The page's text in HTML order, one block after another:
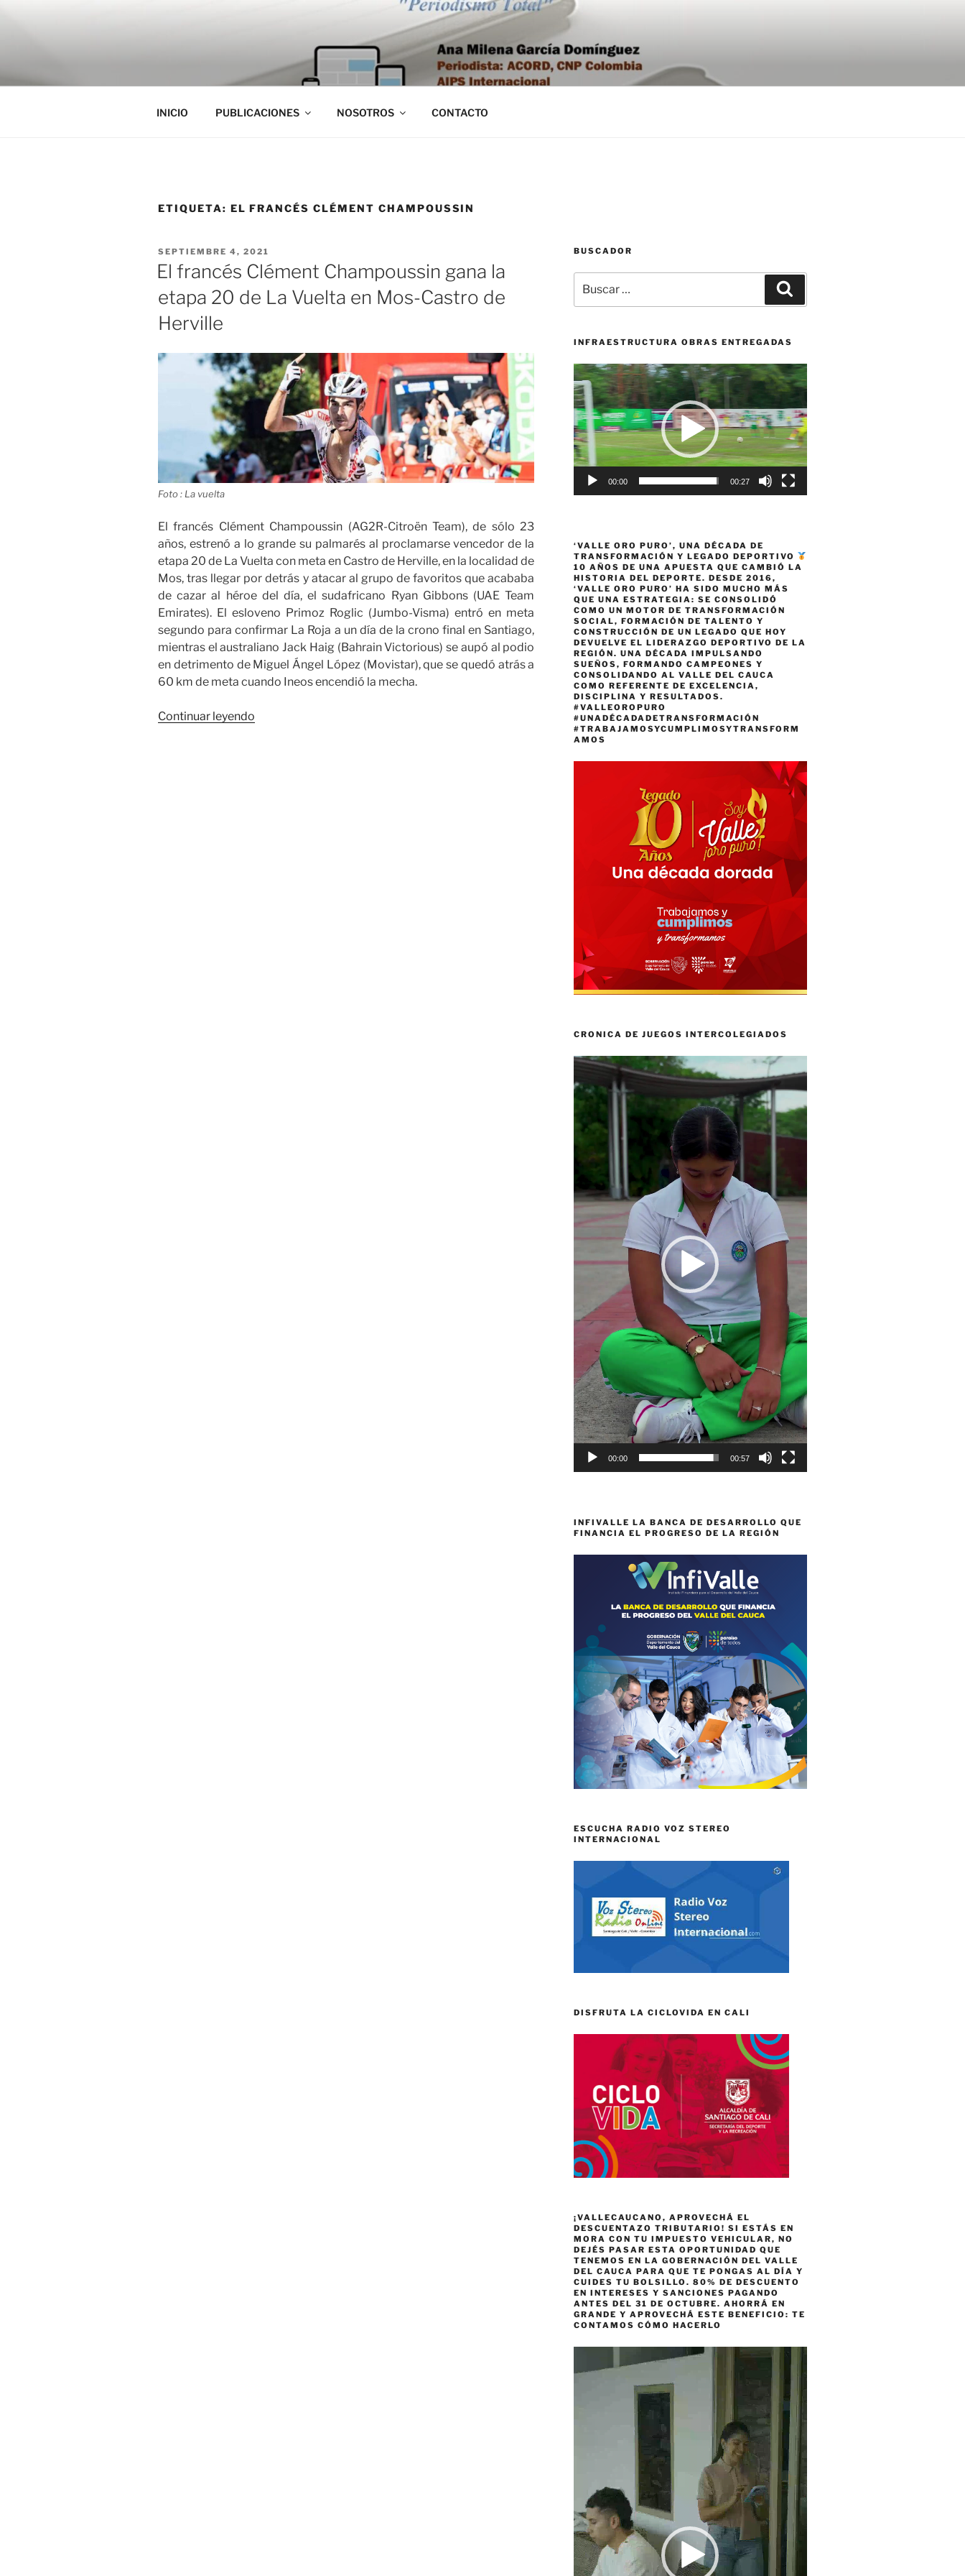
INICIO PUBLICACIONES NOSOTROS CONTACTO
ETIQUETA: EL FRANCÉS CLÉMENT CHAMPOUSSIN
PUBLICADO
EL
SEPTIEMBRE 4, 2021
El francés Clément Champoussin gana la
etapa 20 de La Vuelta en Mos-Castro de
Herville
Foto : La vuelta
El francés Clément Champoussin (AG2R-Citroën Team), de sólo 23
años, estrenó a lo grande su palmarés al proclamarse vencedor de la
etapa 20 de La Vuelta con meta en Castro de Herville, en la localidad de
Mos, tras llegar por detrás y atacar al grupo de favoritos que acababa
de cazar al héroe del día, el sudafricano Ryan Gibbons (UAE Team
Emirates). El esloveno Primoz Roglic (Jumbo-Visma) entró en meta
segundo para confirmar La Roja a un día de la crono final en Santiago,
mientras el australiano Jack Haig (Bahrain Victorious) se aupó al podio
en detrimento de Miguel Ángel López (Movistar), que se quedó atrás a
60 km de meta cuando Ineos encendió la mecha.
Continuar leyendo
BUSCADOR
por:
INFRAESTRUCTURA OBRAS ENTREGADAS
Reproductor
de
vídeo
00:00 00:27
‘VALLE ORO PURO’, UNA DÉCADA DE
TRANSFORMACIÓN Y LEGADO DEPORTIVO
10 AÑOS DE UNA APUESTA QUE CAMBIÓ LA
HISTORIA DEL DEPORTE. DESDE 2016,
‘VALLE ORO PURO’ HA SIDO MUCHO MÁS
QUE UNA ESTRATEGIA: SE CONSOLIDÓ
COMO UN MOTOR DE TRANSFORMACIÓN
SOCIAL, FORMACIÓN DE TALENTO Y
CONSTRUCCIÓN DE UN LEGADO QUE HOY
DEVUELVE EL LIDERAZGO DEPORTIVO DE LA
REGIÓN. UNA DÉCADA IMPULSANDO
SUEÑOS, FORMANDO CAMPEONES Y
CONSOLIDANDO AL VALLE DEL CAUCA
COMO REFERENTE DE EXCELENCIA,
DISCIPLINA Y RESULTADOS.
#VALLEOROPURO
#UNADÉCADADETRANSFORMACIÓN
#TRABAJAMOSYCUMPLIMOSYTRANSFORM
AMOS
CRONICA DE JUEGOS INTERCOLEGIADOS
Reproductor
vídeo
00:00 00:57
INFIVALLE LA BANCA DE DESARROLLO QUE
FINANCIA EL PROGRESO DE LA REGIÓN
ESCUCHA RADIO VOZ STEREO
INTERNACIONAL
DISFRUTA LA CICLOVIDA EN CALI
¡VALLECAUCANO, APROVECHÁ EL
DESCUENTAZO TRIBUTARIO! SI ESTÁS EN
MORA CON TU IMPUESTO VEHICULAR, NO
DEJÉS PASAR ESTA OPORTUNIDAD QUE
TENEMOS EN LA GOBERNACIÓN DEL VALLE
DEL CAUCA PARA QUE TE PONGAS AL DÍA Y
CUIDES TU BOLSILLO. 80% DE DESCUENTO
EN INTERESES Y SANCIONES PAGANDO
ANTES DEL 31 DE OCTUBRE. AHORRÁ EN
GRANDE Y APROVECHÁ ESTE BENEFICIO: TE
CONTAMOS CÓMO HACERLO
de